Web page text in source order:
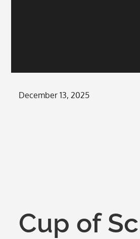
Posted
December 13, 2025
Cup of